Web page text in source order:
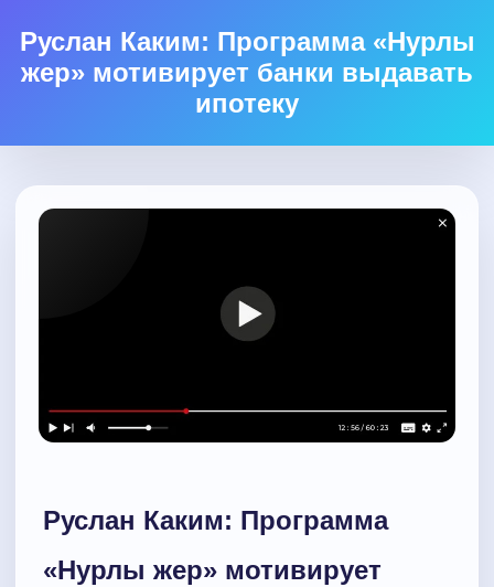
Руслан Каким: Программа «Нурлы
жер» мотивирует банки выдавать
ипотеку
Руслан Каким: Программа
«Нурлы жер» мотивирует